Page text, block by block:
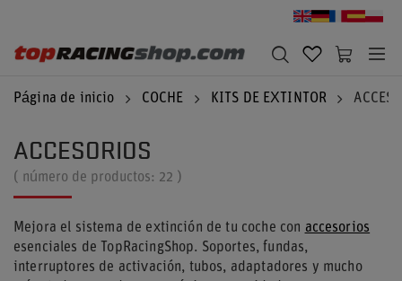
Página de inicio COCHE KITS DE EXTINTOR
ACCESORIOS
( número de productos: 22 )
Mejora el sistema de extinción de tu coche con accesorios
esenciales de TopRacingShop. Soportes, fundas,
interruptores de activación, tubos, adaptadores y mucho